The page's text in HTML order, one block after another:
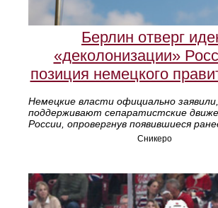
Берлин отверг
«деколонизации»
позиция немецкого
Немецкие власти официально
поддерживают сепаратистские
России, опровергнув появившиеся
Сникеро